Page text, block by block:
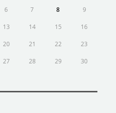
6 7 8 9
13 14 15 16
20 21 22 23
27 28 29 30